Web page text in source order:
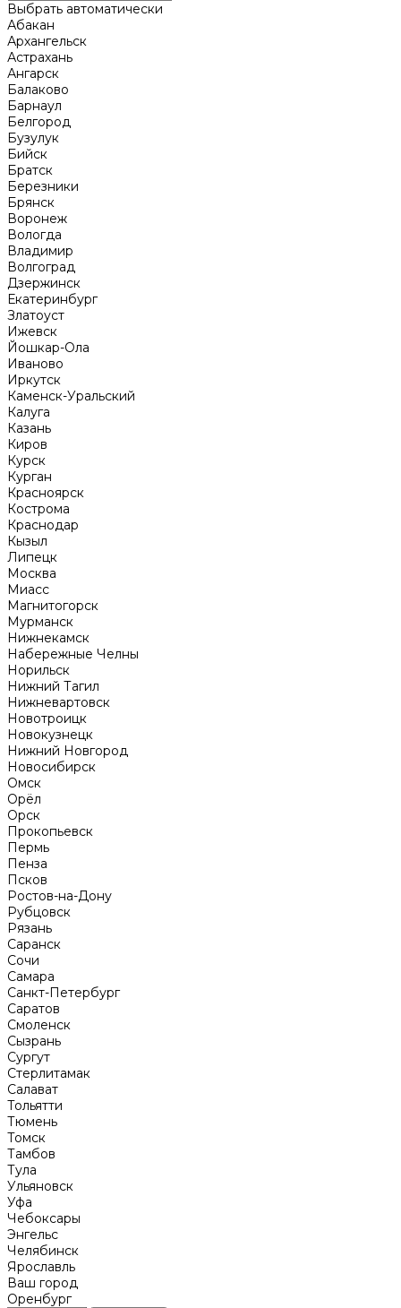
Выбрать автоматически
Абакан
Архангельск
Астрахань
Ангарск
Балаково
Барнаул
Белгород
Бузулук
Бийск
Братск
Березники
Брянск
Воронеж
Вологда
Владимир
Волгоград
Дзержинск
Екатеринбург
Златоуст
Ижевск
Йошкар-Ола
Иваново
Иркутск
Каменск-Уральский
Калуга
Казань
Киров
Курск
Курган
Красноярск
Кострома
Краснодар
Кызыл
Липецк
Москва
Миасс
Магнитогорск
Мурманск
Нижнекамск
Набережные Челны
Норильск
Нижний Тагил
Нижневартовск
Новотроицк
Новокузнецк
Нижний Новгород
Новосибирск
Омск
Орёл
Орск
Прокопьевск
Пермь
Пенза
Псков
Ростов-на-Дону
Рубцовск
Рязань
Саранск
Сочи
Самара
Санкт-Петербург
Саратов
Смоленск
Сызрань
Сургут
Стерлитамак
Салават
Тольятти
Тюмень
Томск
Тамбов
Тула
Ульяновск
Уфа
Чебоксары
Энгельс
Челябинск
Ярославль
Ваш город
Оренбург